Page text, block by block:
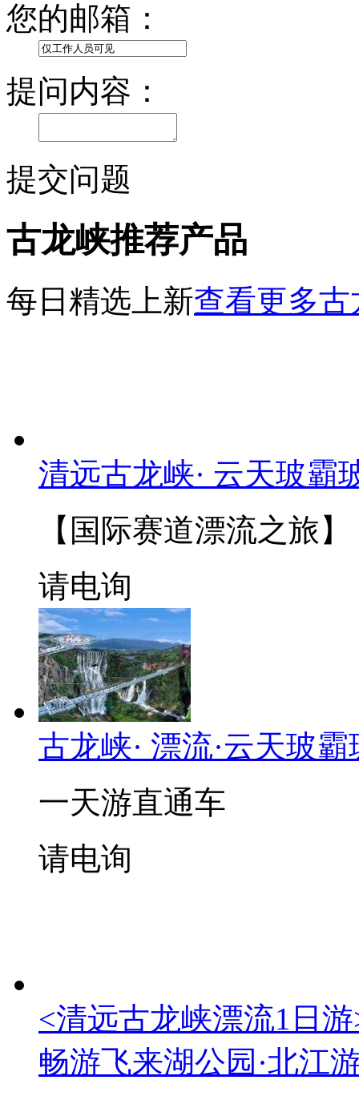
您的邮箱：
提问内容：
提交问题
古龙峡推荐产品
每日精选上新查看更多
清远古龙峡· 云天玻霸
【国际赛道漂流之旅】
请电询
古龙峡· 漂流·云天玻
一天游直通车
请电询
<清远古龙峡漂流1日
畅游飞来湖公园·北江